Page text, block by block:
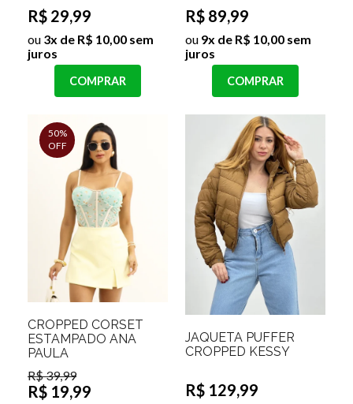
R$ 29,99
ou 3x de R$ 10,00 sem
juros
COMPRAR
R$ 89,99
ou 9x de R$ 10,00 sem
juros
COMPRAR
50%
OFF
CROPPED CORSET
ESTAMPADO ANA
PAULA
R$ 39,99
R$ 19,99
JAQUETA PUFFER
CROPPED KESSY
R$ 129,99